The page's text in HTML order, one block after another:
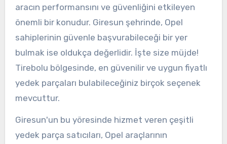
aracın performansını ve güvenliğini etkileyen
önemli bir konudur. Giresun şehrinde, Opel
sahiplerinin güvenle başvurabileceği bir yer
bulmak ise oldukça değerlidir. İşte size müjde!
Tirebolu bölgesinde, en güvenilir ve uygun fiyatlı
yedek parçaları bulabileceğiniz birçok seçenek
mevcuttur.
Giresun'un bu yöresinde hizmet veren çeşitli
yedek parça satıcıları, Opel araçlarının